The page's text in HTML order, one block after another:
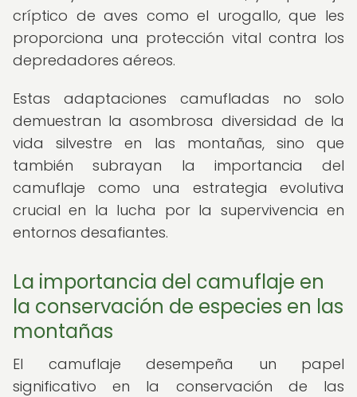
críptico de aves como el urogallo, que les
proporciona una protección vital contra los
depredadores aéreos.
Estas adaptaciones camufladas no solo
demuestran la asombrosa diversidad de la
vida silvestre en las montañas, sino que
también subrayan la importancia del
camuflaje como una estrategia evolutiva
crucial en la lucha por la supervivencia en
entornos desafiantes.
La importancia del camuflaje en
la conservación de especies en las
montañas
El camuflaje desempeña un papel
significativo en la conservación de las